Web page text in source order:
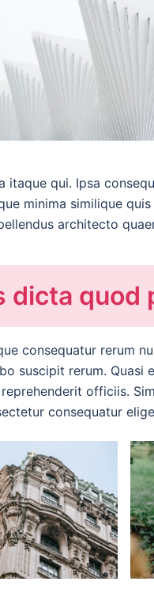
itaque qui. Ipsa
minima similique
architecto
dicta quod
consequatur rerum
suscipit rerum.
officiis.
consequatur